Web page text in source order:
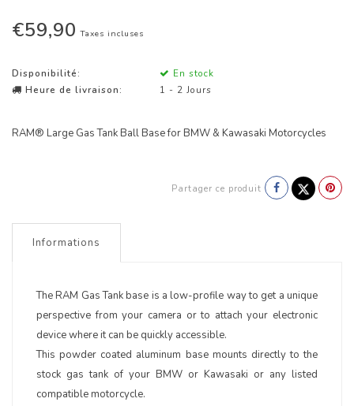
€59,90 Taxes incluses
Disponibilité:
En stock
Heure de livraison:
1 - 2 Jours
RAM® Large Gas Tank Ball Base for BMW & Kawasaki Motorcycles
Partager ce produit
Informations
The RAM Gas Tank base is a low-profile way to get a unique
perspective from your camera or to attach your electronic
device where it can be quickly accessible.
This powder coated aluminum base mounts directly to the
stock gas tank of your BMW or Kawasaki or any listed
compatible motorcycle.